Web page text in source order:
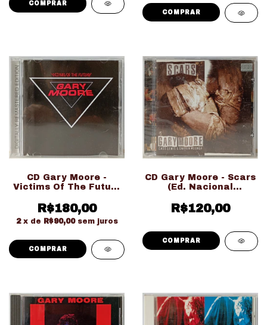
CD Gary Moore -
Victims Of The Future
LACRADO!!!)
R$180,00
2 x de R$90,00 sem juros
CD Gary Moore - Scars
(Ed. Nacional
R$120,00